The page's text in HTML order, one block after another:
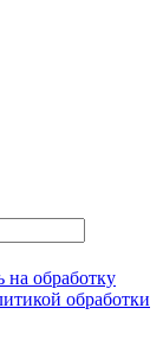
на обработку
обработки